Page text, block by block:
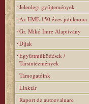
Jelenlegi gyűjtemények
Az EME 150 éves jubileuma
Gr. Mikó Imre Alapitvány
Díjak
Együttműködések /
Társintézmények
Támogatóink
Linktár
Raport de autoevaluare